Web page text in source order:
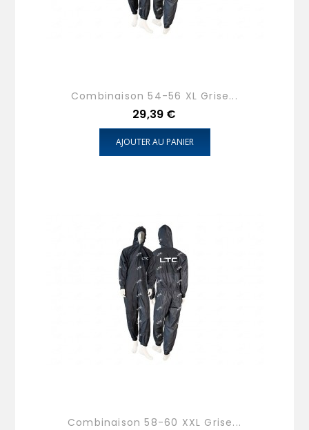
Combinaison 54-56 XL Grise...
Prix
29,39 €
AJOUTER AU PANIER
Combinaison 58-60 XXL Grise...